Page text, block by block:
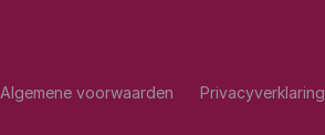
Algemene voorwaarden Privacyverklaring